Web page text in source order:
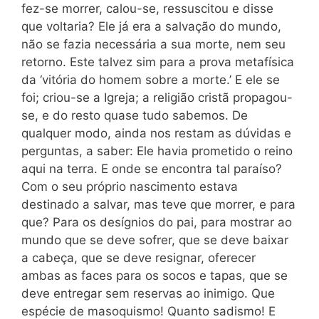
fez-se morrer, calou-se, ressuscitou e disse
que voltaria? Ele já era a salvação do mundo,
não se fazia necessária a sua morte, nem seu
retorno. Este talvez sim para a prova metafísica
da ‘vitória do homem sobre a morte.’ E ele se
foi; criou-se a Igreja; a religião cristã propagou-
se, e do resto quase tudo sabemos. De
qualquer modo, ainda nos restam as dúvidas e
perguntas, a saber: Ele havia prometido o reino
aqui na terra. E onde se encontra tal paraíso?
Com o seu próprio nascimento estava
destinado a salvar, mas teve que morrer, e para
que? Para os desígnios do pai, para mostrar ao
mundo que se deve sofrer, que se deve baixar
a cabeça, que se deve resignar, oferecer
ambas as faces para os socos e tapas, que se
deve entregar sem reservas ao inimigo. Que
espécie de masoquismo! Quanto sadismo! E